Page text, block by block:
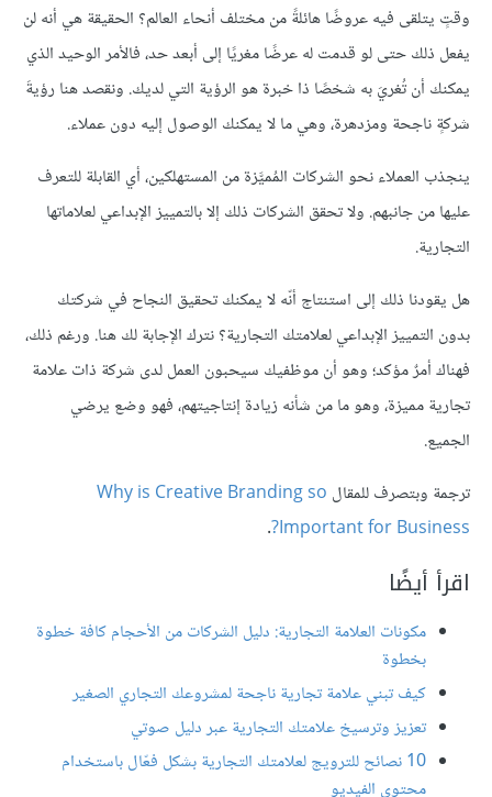
وقتٍ يتلقى فيه عروضًا هائلةً من مختلف أنحاء العالم؟ الحقيقة هي أنه لن
يفعل ذلك حتى لو قدمت له عرضًا مغريًا إلى أبعد حد، فالأمر الوحيد الذي
يمكنك أن تُغريَ به شخصًا ذا خبرة هو الرؤية التي لديك. ونقصد هنا رؤيةَ
شركةٍ ناجحة ومزدهرة، وهي ما لا يمكنك الوصول إليه دون عملاء.
ينجذب العملاء نحو الشركات المُميَّزة من المستهلكين، أي القابلة للتعرف
عليها من جانبهم. ولا تحقق الشركات ذلك إلا بالتمييز الإبداعي لعلاماتها
التجارية.
هل يقودنا ذلك إلى استنتاج أنّه لا يمكنك تحقيق النجاح في شركتك
بدون التمييز الإبداعي لعلامتك التجارية؟ نترك الإجابة لك هنا. ورغم ذلك،
فهناك أمرٌ مؤكد؛ وهو أن موظفيك سيحبون العمل لدى شركة ذات علامة
تجارية مميزة، وهو ما من شأنه زيادة إنتاجيتهم، فهو وضع يرضي
الجميع.
ترجمة وبتصرف للمقال Why is Creative Branding so
Important for Business?
.
اقرأ أيضًا
مكونات العلامة التجارية: دليل الشركات من الأحجام كافة خطوة
بخطوة
كيف تبني علامة تجارية ناجحة لمشروعك التجاري الصغير
تعزيز وترسيخ علامتك التجارية عبر دليل صوتي
10 نصائح للترويج لعلامتك التجارية بشكل فعّال باستخدام
محتوى الفيديو